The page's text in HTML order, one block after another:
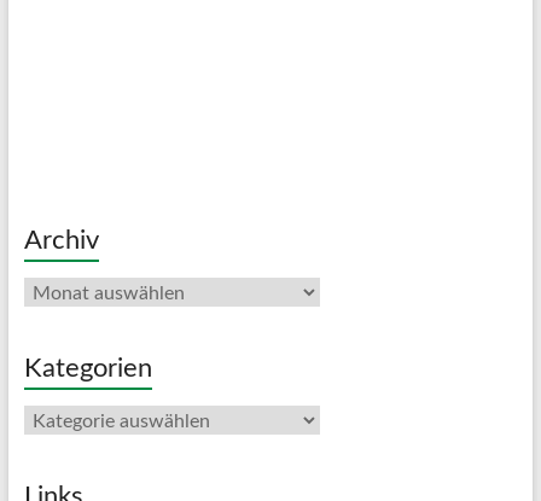
Archiv
Archiv
Kategorien
Kategorien